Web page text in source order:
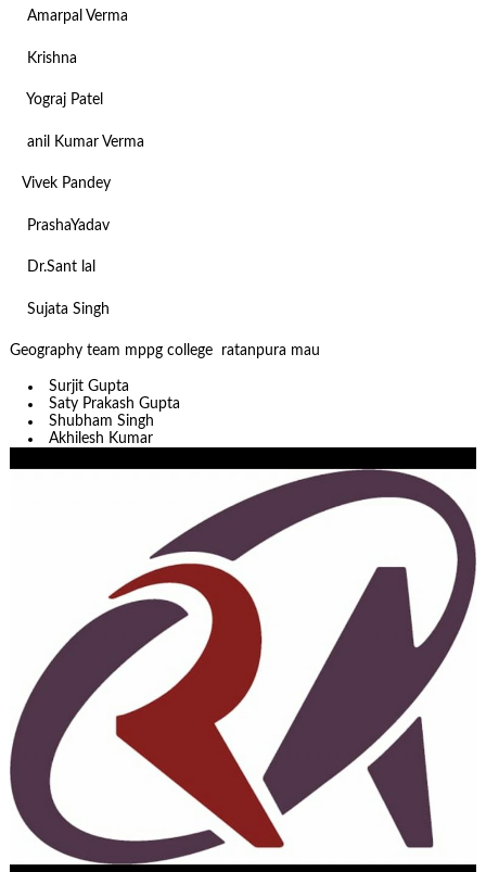
Amarpal Verma
Krishna
Yograj Patel
anil Kumar Verma
Vivek Pandey
PrashaYadav
Dr.Sant lal
Sujata Singh
Geography team mppg college ratanpura mau
Surjit Gupta
Saty Prakash Gupta
Shubham Singh
Akhilesh Kumar